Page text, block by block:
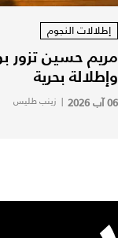
إطلالات النجوم
مريم حسين تزور
وإطلالة بحرية
06 آب 2026 | زينب طليس